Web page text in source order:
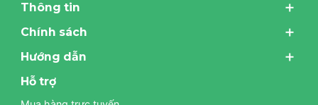
Thông tin
Chính sách
Hướng dẫn
Hỗ trợ